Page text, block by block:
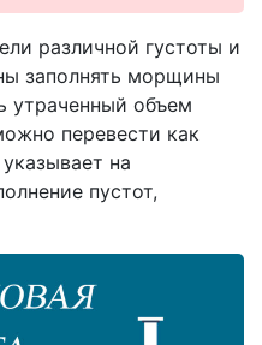
различной густоты и
заполнять морщины
утраченный объем
перевести как
на
пустот,